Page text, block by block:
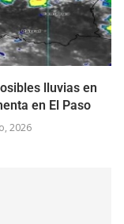
lluvias en
en El Paso
2026